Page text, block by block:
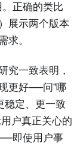
正确的类比
展示两个版本
求。
究一致表明，
更好——问"哪
稳定、更一致
户真正关心的
即使用户事